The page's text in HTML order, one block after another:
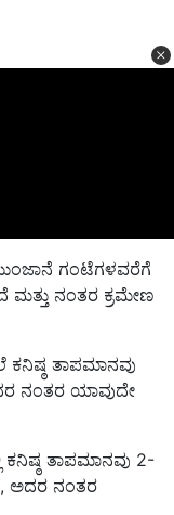
ಗಂಟೆಗಳವರೆಗೆ
ಮತ್ತು ನಂತರ ಕ್ರಮೇಣ
ತಾಪಮಾನವು
ನಂತರ ಯಾವುದೇ
ತಾಪಮಾನವು 2-
ಅದರ ನಂತರ